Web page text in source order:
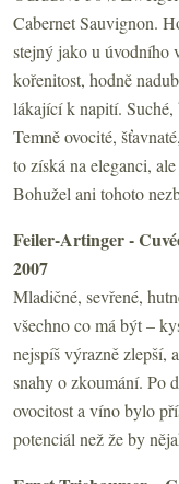
Cabernet Sauvignon.
stejný jako u úvodního
kořenitost, hodně
lákající k napití. Suché,
Temně ovocité,
to získá na eleganci,
Bohužel ani tohoto
Feiler-Artinger -
2007
Mladičné, sevřené,
všechno co má být –
nejspíš výrazně zlepší,
snahy o zkoumání. Po
ovocitost a víno bylo
potenciál než že by